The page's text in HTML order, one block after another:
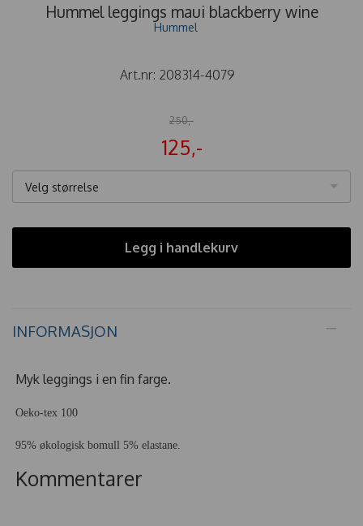
Hummel leggings maui blackberry wine
Hummel
Art.nr: 208314-4079
250,-
125,-
Velg størrelse
Legg i handlekurv
INFORMASJON
Myk leggings i en fin farge.
Oeko-tex 100
95% økologisk bomull 5% elastane.
Kommentarer